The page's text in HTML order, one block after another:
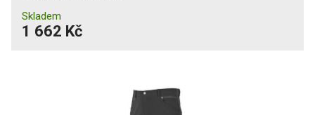
Skladem
1 662 Kč